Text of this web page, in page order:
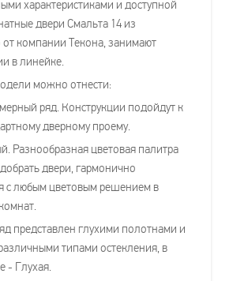
характеристиками и доступной
двери Смальта 14 из
от компании Текона, занимают
в линейке.
можно отнести:
ряд. Конструкции подойдут к
дверному проему.
Разнообразная цветовая палитра
двери, гармонично
с любым цветовым решением в
представлен глухими полотнами и
типами остекления, в
- Глухая.